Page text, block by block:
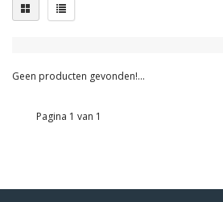
Geen producten gevonden!...
Pagina 1 van 1